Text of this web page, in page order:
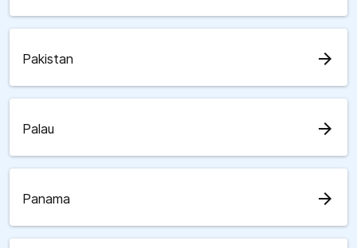
Pakistan arrow_forward
Palau arrow_forward
Panama arrow_forward